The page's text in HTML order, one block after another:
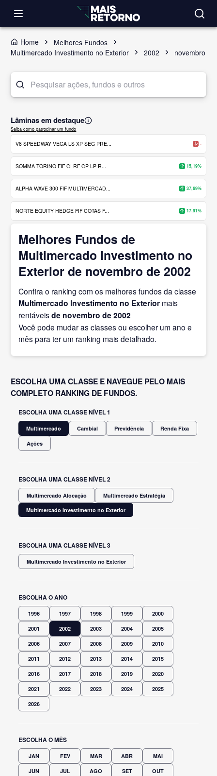
Home
Melhores Fundos
Multimercado Investimento no Exterior
2002 novembro
Lâminas em destaque
Saiba como patrocinar um fundo
V8 SPEEDWAY VEGA LS XP SEG PRE... -
SOMMA TORINO FIF CI RF CP LP R... 15,19%
ALPHA WAVE 300 FIF MULTIMERCAD... 37,69%
NORTE EQUITY HEDGE FIF COTAS F... 17,91%
Melhores Fundos de
Multimercado Investimento no
Exterior de novembro de 2002
Confira o ranking com os melhores fundos da classe
Multimercado Investimento no Exterior mais
rentáveisde novembro de 2002
Você pode mudar as classes ou escolher um ano e
mês para ter um ranking mais detalhado.
ESCOLHA UMA CLASSE E NAVEGUE PELO MAIS
COMPLETO RANKING DE FUNDOS.
ESCOLHA UMA CLASSE NÍVEL 1
Multimercado Cambial Previdência Renda Fixa
Ações
ESCOLHA UMA CLASSE NÍVEL 2
Multimercado Alocação
Multimercado Estratégia
Multimercado Investimento no Exterior
ESCOLHA UMA CLASSE NÍVEL 3
Multimercado Investimento no Exterior
ESCOLHA O ANO
1996 1997 1998 1999 2000
2001 2002 2003 2004 2005
2006 2007 2008 2009 2010
2011 2012 2013 2014 2015
2016 2017 2018 2019 2020
2021 2022 2023 2024 2025
2026
ESCOLHA O MÊS
JAN FEV MAR ABR MAI
JUN JUL AGO SET OUT